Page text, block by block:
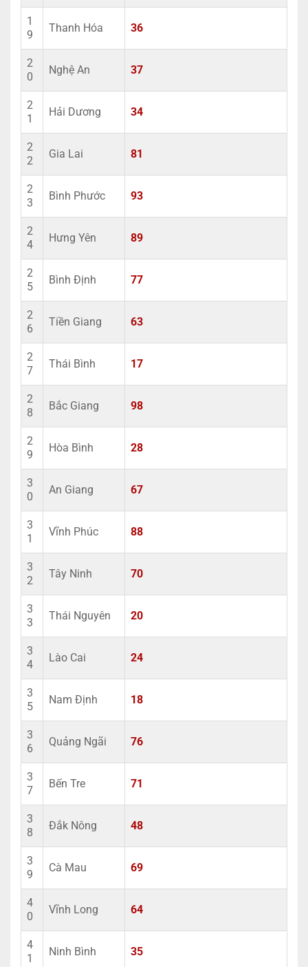
1
9
Thanh Hóa 36
2
0
Nghệ An 37
2
1
Hải Dương 34
2
2
Gia Lai 81
2
3
Bình Phước 93
2
4
Hưng Yên 89
2
5
Bình Định 77
2
6
Tiền Giang 63
2
7
Thái Bình 17
2
8
Bắc Giang 98
2
9
Hòa Bình 28
3
0
An Giang 67
3
1
Vĩnh Phúc 88
3
2
Tây Ninh 70
3
3
Thái Nguyên 20
3
4
Lào Cai 24
3
5
Nam Định 18
3
6
Quảng Ngãi 76
3
7
Bến Tre 71
3
8
Đắk Nông 48
3
9
Cà Mau 69
4
0
Vĩnh Long 64
4
1
Ninh Bình 35